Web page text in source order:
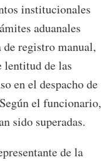
institucionales
aduanales
de registro manual,
lentitud de las
en el despacho de
el funcionario,
sido superadas.
de la